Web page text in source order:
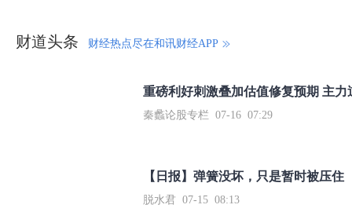
财道头条 财经热点尽在和讯财经APP
秦蠡论股专栏 07-16 07:29
【日报】弹簧没坏，只是暂时被压住
脱水君 07-15 08:13